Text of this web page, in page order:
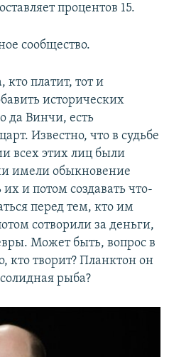
процентов 15.
сообщество.
кто платит, тот и
исторических
да Винчи, есть
Известно, что в судьбе
всех этих лиц были
имели обыкновение
и потом создавать что-
перед тем, кто им
сотворили за деньги,
Может быть, вопрос в
кто творит? Планктон он
рыба?